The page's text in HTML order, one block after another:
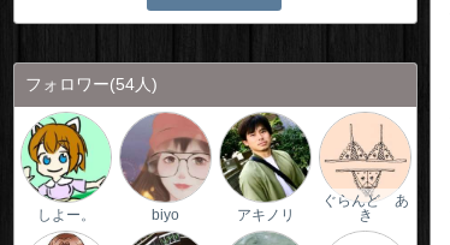
フォロワー(54人)
しよー。 biyo アキノリ
ぐらんど あ
き